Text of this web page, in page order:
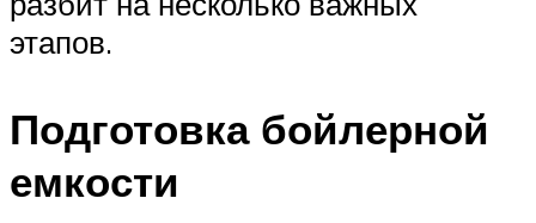
этапов.
Подготовка бойлерной
емкости